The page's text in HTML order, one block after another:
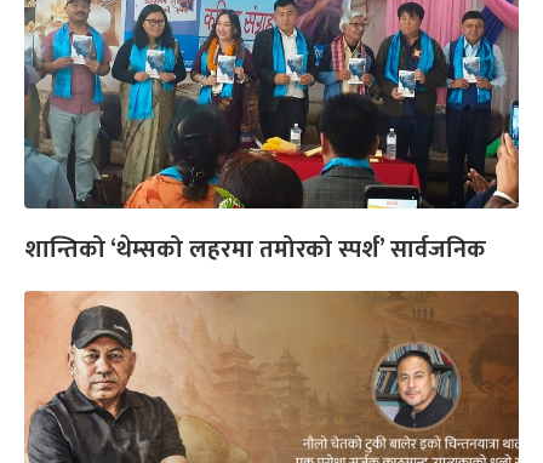
शान्तिको ‘थेम्सको लहरमा तमोरको स्पर्श’ सार्वजनिक